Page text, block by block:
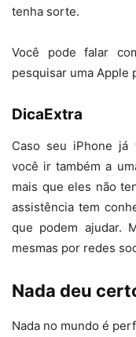
tenha sorte.
Você pode falar
pesquisar uma Apple
DicaExtra
Caso seu iPhone já
você ir também a
mais que eles não
assistência tem
que podem ajudar.
mesmas por redes
Nada deu
Nada no mundo é